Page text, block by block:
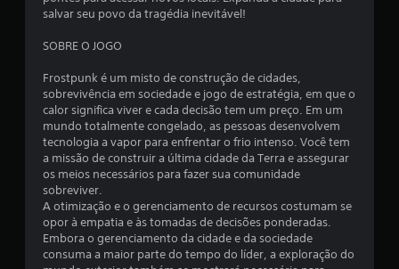
s
i
f
c
a
salvar seu povo da tragédia inevitável!
SOBRE O JOGO
Frostpunk é um misto de construção de cidades,
sobrevivência em sociedade e jogo de estratégia, em que o
calor significa viver e cada decisão tem um preço. Em um
mundo totalmente congelado, as pessoas desenvolvem
tecnologia a vapor para enfrentar o frio intenso. Você tem
a missão de construir a última cidade da Terra e assegurar
os meios necessários para fazer sua comunidade
sobreviver.
A otimização e o gerenciamento de recursos costumam se
opor à empatia e às tomadas de decisões ponderadas.
Embora o gerenciamento da cidade e da sociedade
consuma a maior parte do tempo do líder, a exploração do